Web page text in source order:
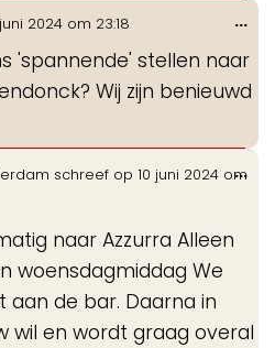
2024 om 23:18
'spannende' stellen naar
Wij zijn benieuwd
...
schreef op 10 juni 2024 om
naar Azzurra Alleen
woensdagmiddag We
aan de bar. Daarna in
wil en wordt graag overal
...